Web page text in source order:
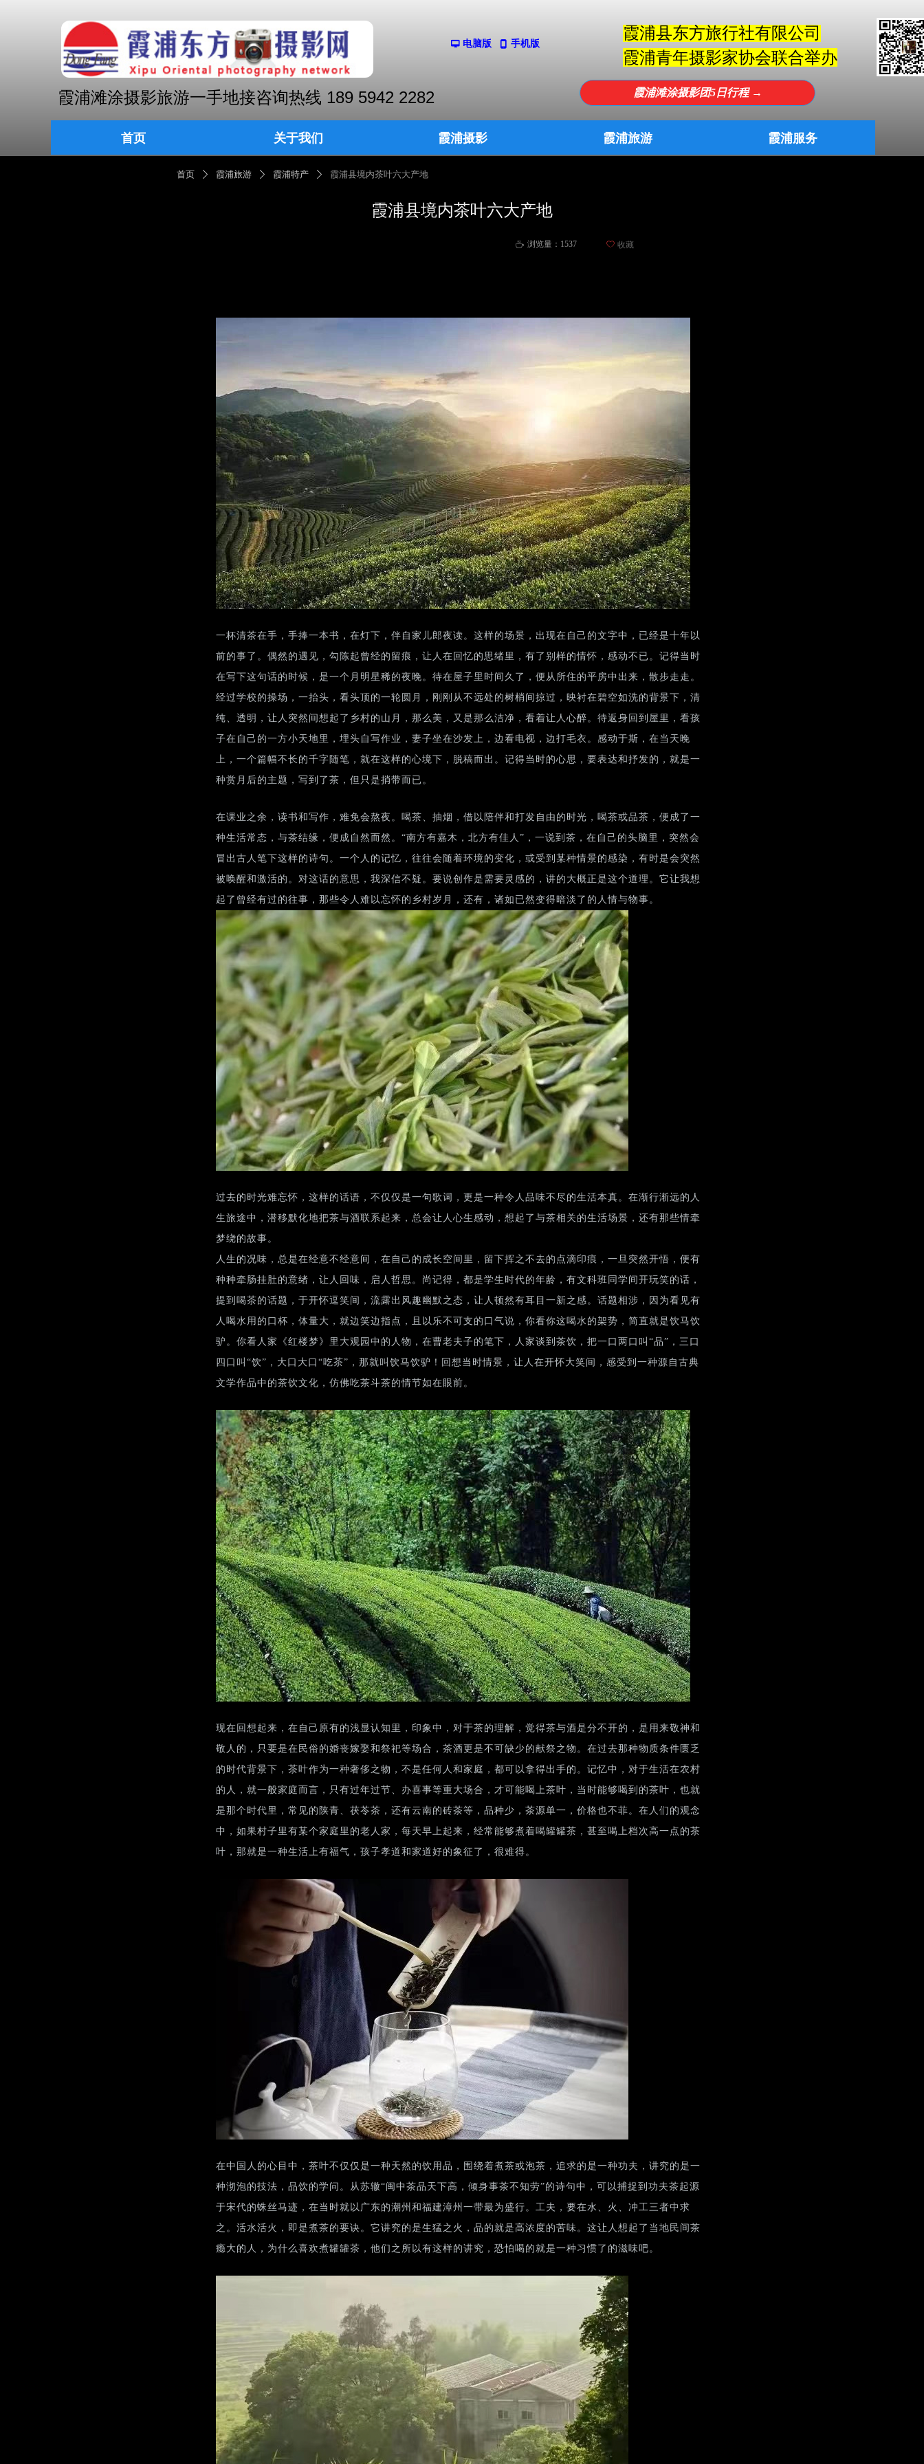
霞浦滩涂摄影旅游一手地接咨询热线 189 5942 2282
霞浦县东方旅行社有限公司
霞浦青年摄影家协会联合举办
넡 电脑版 넓 手机版
霞浦滩涂摄影团5日行程 →
首页 关于我们
关于我们
霞浦摄影 霞浦旅游 霞浦服务
霞浦县境内茶叶六大产地
首页 ꄲ 霞浦旅游 ꄲ 霞浦特产 ꄲ 霞浦县境内茶叶六大产地
一杯清茶在手，手捧一本书，在灯下，伴自家儿郎夜读。这样的场景，出现在自己的文字中，已经是十年以
前的事了。偶然的遇见，勾陈起曾经的留痕，让人在回忆的思绪里，有了别样的情怀，感动不已。记得当时
在写下这句话的时候，是一个月明星稀的夜晚。待在屋子里时间久了，便从所住的平房中出来，散步走走。
经过学校的操场，一抬头，看头顶的一轮圆月，刚刚从不远处的树梢间掠过，映衬在碧空如洗的背景下，清
纯、透明，让人突然间想起了乡村的山月，那么美，又是那么洁净，看着让人心醉。待返身回到屋里，看孩
子在自己的一方小天地里，埋头自写作业，妻子坐在沙发上，边看电视，边打毛衣。感动于斯，在当天晚
上，一个篇幅不长的千字随笔，就在这样的心境下，脱稿而出。记得当时的心思，要表达和抒发的，就是一
种赏月后的主题，写到了茶，但只是捎带而已。
在课业之余，读书和写作，难免会熬夜。喝茶、抽烟，借以陪伴和打发自由的时光，喝茶或品茶，便成了一
种生活常态，与茶结缘，便成自然而然。“南方有嘉木，北方有佳人”，一说到茶，在自己的头脑里，突然会
冒出古人笔下这样的诗句。一个人的记忆，往往会随着环境的变化，或受到某种情景的感染，有时是会突然
被唤醒和激活的。对这话的意思，我深信不疑。要说创作是需要灵感的，讲的大概正是这个道理。它让我想
起了曾经有过的往事，那些令人难以忘怀的乡村岁月，还有，诸如已然变得暗淡了的人情与物事。
过去的时光难忘怀，这样的话语，不仅仅是一句歌词，更是一种令人品味不尽的生活本真。在渐行渐远的人
生旅途中，潜移默化地把茶与酒联系起来，总会让人心生感动，想起了与茶相关的生活场景，还有那些情牵
梦绕的故事。
人生的况味，总是在经意不经意间，在自己的成长空间里，留下挥之不去的点滴印痕，一旦突然开悟，便有
种种牵肠挂肚的意绪，让人回味，启人哲思。尚记得，都是学生时代的年龄，有文科班同学间开玩笑的话，
提到喝茶的话题，于开怀逗笑间，流露出风趣幽默之态，让人顿然有耳目一新之感。话题相涉，因为看见有
人喝水用的口杯，体量大，就边笑边指点，且以乐不可支的口气说，你看你这喝水的架势，简直就是饮马饮
驴。你看人家《红楼梦》里大观园中的人物，在曹老夫子的笔下，人家谈到茶饮，把一口两口叫“品”，三口
四口叫“饮”，大口大口“吃茶”，那就叫饮马饮驴！回想当时情景，让人在开怀大笑间，感受到一种源自古典
文学作品中的茶饮文化，仿佛吃茶斗茶的情节如在眼前。
现在回想起来，在自己原有的浅显认知里，印象中，对于茶的理解，觉得茶与酒是分不开的，是用来敬神和
敬人的，只要是在民俗的婚丧嫁娶和祭祀等场合，茶酒更是不可缺少的献祭之物。在过去那种物质条件匮乏
的时代背景下，茶叶作为一种奢侈之物，不是任何人和家庭，都可以拿得出手的。记忆中，对于生活在农村
的人，就一般家庭而言，只有过年过节、办喜事等重大场合，才可能喝上茶叶，当时能够喝到的茶叶，也就
是那个时代里，常见的陕青、茯苓茶，还有云南的砖茶等，品种少，茶源单一，价格也不菲。在人们的观念
中，如果村子里有某个家庭里的老人家，每天早上起来，经常能够煮着喝罐罐茶，甚至喝上档次高一点的茶
叶，那就是一种生活上有福气，孩子孝道和家道好的象征了，很难得。
在中国人的心目中，茶叶不仅仅是一种天然的饮用品，围绕着煮茶或泡茶，追求的是一种功夫，讲究的是一
种沏泡的技法，品饮的学问。从苏辙“闽中茶品天下高，倾身事茶不知劳”的诗句中，可以捕捉到功夫茶起源
于宋代的蛛丝马迹，在当时就以广东的潮州和福建漳州一带最为盛行。工夫，要在水、火、冲工三者中求
之。活水活火，即是煮茶的要诀。它讲究的是生猛之火，品的就是高浓度的苦味。这让人想起了当地民间茶
瘾大的人，为什么喜欢煮罐罐茶，他们之所以有这样的讲究，恐怕喝的就是一种习惯了的滋味吧。
ꄘ 浏览量： 1537 ꄀ 收藏